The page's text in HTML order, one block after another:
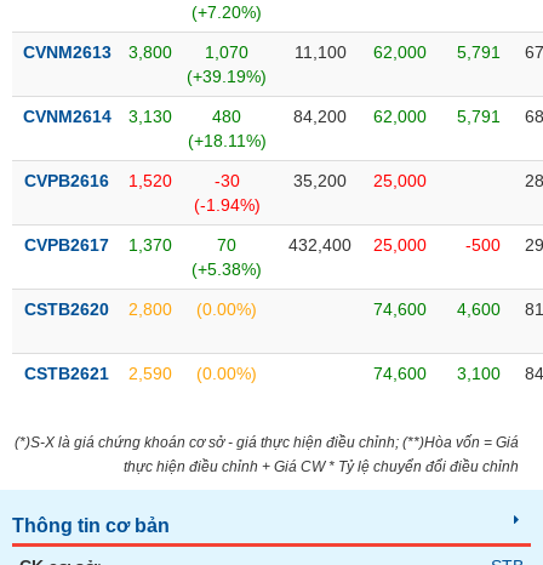
(+7.20%)
CVNM2613 3,800
1,070
(+39.19%)
11,100 62,000 5,791
CVNM2614 3,130
480
(+18.11%)
84,200 62,000 5,791
CVPB2616 1,520
-30
(-1.94%)
35,200 25,000
CVPB2617 1,370
70
(+5.38%)
432,400 25,000 -500
CSTB2620 2,800 (0.00%) 74,600 4,600
CSTB2621 2,590 (0.00%) 74,600 3,100
(*)S-X là giá chứng khoán cơ sở - giá thực hiện điều chỉnh; (**)Hòa vốn = Giá
thực hiện điều chỉnh + Giá CW * Tỷ lệ chuyển đổi điều chỉnh
Thông tin cơ bản
Mã
chứng
(-)
Cổ phiếu Chỉ số
đạo
(-)
Tất cả Người nội bộ Người liên quan Cổ đông lớn
Tin
tức
viết
tác
giả